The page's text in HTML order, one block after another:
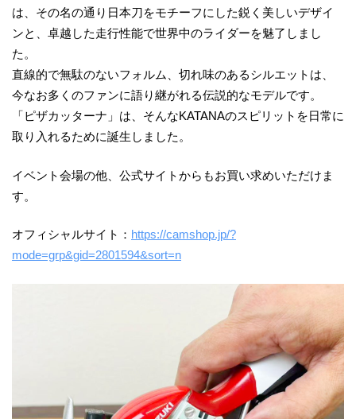
は、その名の通り日本刀をモチーフにした鋭く美しいデザイ
ンと、卓越した走行性能で世界中のライダーを魅了しまし
た。
直線的で無駄のないフォルム、切れ味のあるシルエットは、
今なお多くのファンに語り継がれる伝説的なモデルです。
「ピザカッターナ」は、そんなKATANAのスピリットを日常に
取り入れるために誕生しました。
イベント会場の他、公式サイトからもお買い求めいただけま
す。
オフィシャルサイト： https://camshop.jp/?
mode=grp&gid=2801594&sort=n